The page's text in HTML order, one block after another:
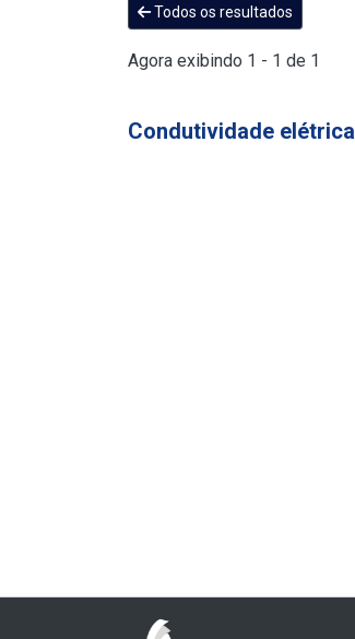
Todos os resultados
Agora exibindo 1 - 1 de 1
Condutividade elétrica